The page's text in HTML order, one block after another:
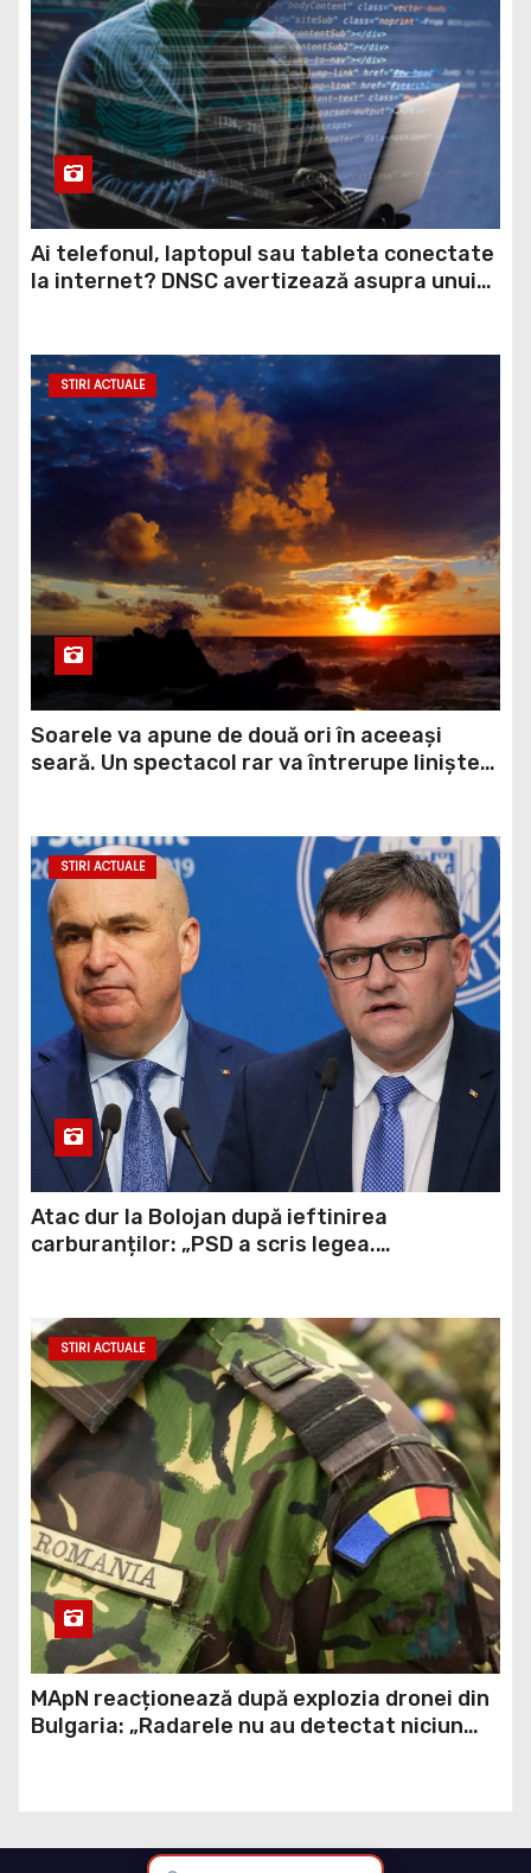
Ai telefonul, laptopul sau tableta conectate
la internet? DNSC avertizează asupra unui
risc pe care mulți utilizatori îl ignoră
STIRI ACTUALE
Soarele va apune de două ori în aceeași
seară. Un spectacol rar va întrerupe liniștea
unui sat din Europa
STIRI ACTUALE
Atac dur la Bolojan după ieftinirea
carburanților: „PSD a scris legea.
Dumneavoastră ați scris discursul de după”
STIRI ACTUALE
MApN reacționează după explozia dronei din
Bulgaria: „Radarele nu au detectat niciun
aparat care să fi traversat România”
Ai informații importante?